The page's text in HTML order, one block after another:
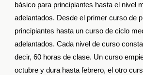
básico para principiantes hasta el nivel
adelantados. Desde el primer curso de
principiantes hasta un curso de ciclo
adelantados. Cada nivel de curso
decir, 60 horas de clase. Un curso
octubre y dura hasta febrero, el otro